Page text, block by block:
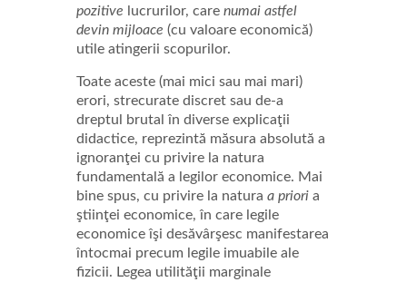
pozitive lucrurilor, care numai astfel
devin mijloace (cu valoare economică)
utile atingerii scopurilor.
Toate aceste (mai mici sau mai mari)
erori, strecurate discret sau de-a
dreptul brutal în diverse explicaţii
didactice, reprezintă măsura absolută a
ignoranţei cu privire la natura
fundamentală a legilor economice. Mai
bine spus, cu privire la natura a priori a
ştiinţei economice, în care legile
economice îşi desăvârşesc manifestarea
întocmai precum legile imuabile ale
fizicii. Legea utilităţii marginale